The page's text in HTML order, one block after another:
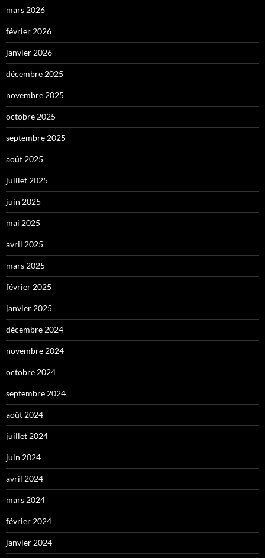
mars 2026
février 2026
janvier 2026
décembre 2025
novembre 2025
octobre 2025
septembre 2025
août 2025
juillet 2025
juin 2025
mai 2025
avril 2025
mars 2025
février 2025
janvier 2025
décembre 2024
novembre 2024
octobre 2024
septembre 2024
août 2024
juillet 2024
juin 2024
avril 2024
mars 2024
février 2024
janvier 2024